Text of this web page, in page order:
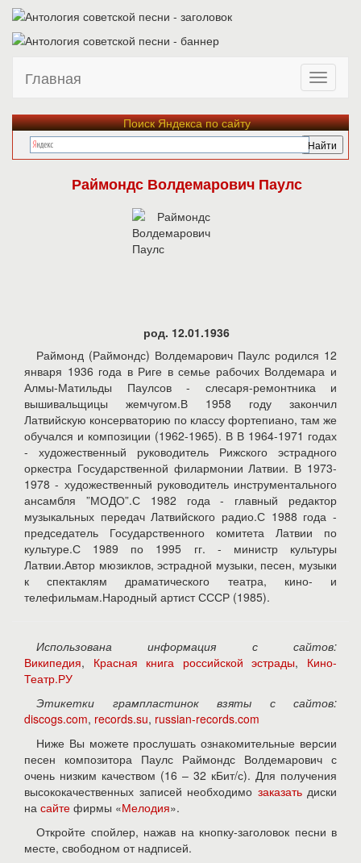
Главная
Поиск Яндекса по сайту
Раймондс Волдемарович Паулс
род. 12.01.1936
Раймонд (Раймондс) Волдемарович Паулс родился 12
января 1936 года в Риге в семье рабочих Волдемара и
Алмы-Матильды Паулсов - слесаря-ремонтника и
вышивальщицы жемчугом.В 1958 году закончил
Латвийскую консерваторию по классу фортепиано, там же
обучался и композиции (1962-1965). В В 1964-1971 годах
- художественный руководитель Рижского эстрадного
оркестра Государственной филармонии Латвии. В 1973-
1978 - художественный руководитель инструментального
ансамбля ”МОДО”.С 1982 года - главный редактор
музыкальных передач Латвийского радио.С 1988 года -
председатель Государственного комитета Латвии по
культуре.С 1989 по 1995 гг. - министр культуры
Латвии.Автор мюзиклов, эстрадной музыки, песен, музыки
к спектаклям драматического театра, кино- и
телефильмам.Народный артист СССР (1985).
Использована информация с сайтов:
Википедия, Красная книга российской эстрады, Кино-
Театр.РУ
Этикетки грампластинок взяты с сайтов:
discogs.com, records.su, russian-records.com
Ниже Вы можете прослушать ознакомительные версии
песен композитора Паулс Раймондс Волдемарович с
очень низким качеством (16 – 32 кБит/с). Для получения
высококачественных записей необходимо заказатьдиски
на сайте фирмы «Мелодия».
Откройте спойлер, нажав на кнопку-заголовок песни в
месте, свободном от надписей.